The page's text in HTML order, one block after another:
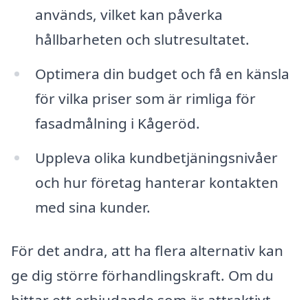
används, vilket kan påverka
hållbarheten och slutresultatet.
Optimera din budget och få en känsla
för vilka priser som är rimliga för
fasadmålning i Kågeröd.
Uppleva olika kundbetjäningsnivåer
och hur företag hanterar kontakten
med sina kunder.
För det andra, att ha flera alternativ kan
ge dig större förhandlingskraft. Om du